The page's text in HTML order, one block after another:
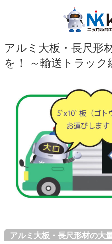
アルミ大板・長尺形
を！ ～輸送トラック
アルミ大板・長尺形材の大